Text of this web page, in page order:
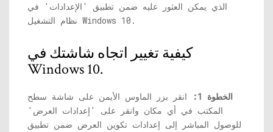
الذي يمكن العثور عليه ضمن تطبيق 'الإعدادات' في
نظام التشغيل Windows 10.
كيفية تغيير اتجاه شاشتك في
Windows 10.
الخطوة 1:
انقر بزر الماوس الأيمن على شاشة سطح
المكتب في أي مكان وانقر على 'إعدادات العرض'
للوصول المباشر إلى إعدادات تكوين العرض ضمن تطبيق